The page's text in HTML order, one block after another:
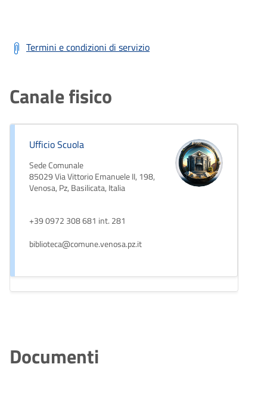
Termini e condizioni di servizio
Canale fisico
Ufficio Scuola
Sede Comunale
85029 Via Vittorio Emanuele II, 198,
Venosa, Pz, Basilicata, Italia
+39 0972 308 681 int. 281
biblioteca@comune.venosa.pz.it
Documenti